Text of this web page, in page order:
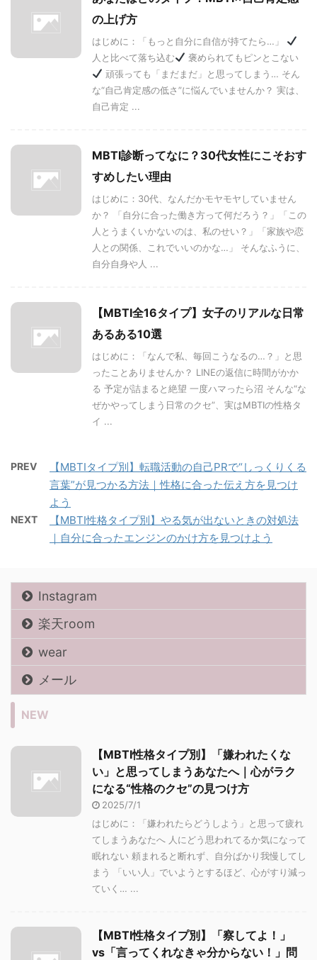
の上げ方
はじめに：「もっと自分に自信が持てたら…」
人と比べて落ち込む
褒められてもピンとこない
頑張っても「まだまだ」と思ってしまう… そん
な“自己肯定感の低さ”に悩んでいませんか？ 実は、
自己肯定 ...
MBTI診断ってなに？30代女性にこそおす
すめしたい理由
はじめに：30代、なんだかモヤモヤしていません
か？ 「自分に合った働き方って何だろう？」「この
人とうまくいかないのは、私のせい？」「家族や恋
人との関係、これでいいのかな…」 そんなふうに、
自分自身や人 ...
【MBTI全16タイプ】女子のリアルな日常
あるある10選
はじめに：「なんで私、毎回こうなるの…？」と思
ったことありませんか？ LINEの返信に時間がかか
る 予定が詰まると絶望 一度ハマったら沼 そんな“な
ぜかやってしまう日常のクセ”、実はMBTIの性格タ
イ ...
PREV
【MBTIタイプ別】転職活動の自己PRで“しっくりくる
言葉”が見つかる方法｜性格に合った伝え方を見つけ
よう
NEXT
【MBTI性格タイプ別】やる気が出ないときの対処法
｜自分に合ったエンジンのかけ方を見つけよう
Instagram
楽天room
wear
メール
NEW
【MBTI性格タイプ別】「嫌われたくな
い」と思ってしまうあなたへ｜心がラク
になる“性格のクセ”の見つけ方
2025/7/1
はじめに：「嫌われたらどうしよう」と思って疲れ
てしまうあなたへ 人にどう思われてるか気になって
眠れない 頼まれると断れず、自分ばかり我慢してし
まう 「いい人」でいようとするほど、心がすり減っ
ていく… ...
【MBTI性格タイプ別】「察してよ！」
vs「言ってくれなきゃ分からない！」問